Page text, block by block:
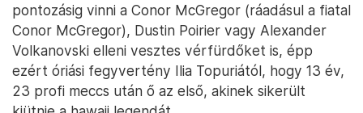
pontozásig vinni a Conor McGregor (ráadásul a fiatal
Conor McGregor), Dustin Poirier vagy Alexander
Volkanovski elleni vesztes vérfürdőket is, épp
ezért óriási fegyvertény Ilia Topuriától, hogy 13 év,
23 profi meccs után ő az első, akinek sikerült